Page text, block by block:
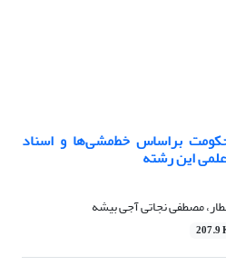
براساس خط‌مشی‌ها و اسناد
این رشته
مصطفی نجاتی آجی بیشه
207.9